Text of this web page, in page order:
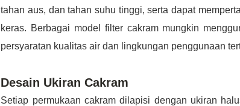
tahan aus, dan tahan suhu tinggi, serta dapat
keras. Berbagai model filter cakram mungkin
persyaratan kualitas air dan lingkungan penggunaan
Desain Ukiran Cakram
Setiap permukaan cakram dilapisi dengan ukiran